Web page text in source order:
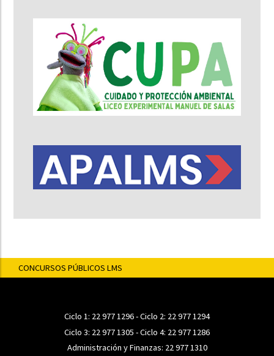
CONCURSOS PÚBLICOS LMS
Ciclo 1: 22 977 1296- Ciclo 2: 22 977 1294
Ciclo 3: 22 977 1305 - Ciclo 4: 22 977 1286
Administración y Finanzas: 22 977 1310